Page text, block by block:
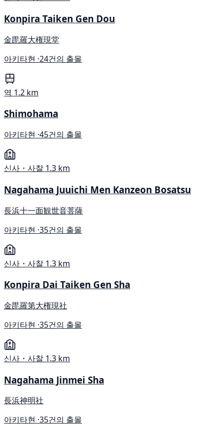
Konpira Taiken Gen Dou
金毘羅大権現堂
아키타현 ·24건의 출몰
역 1.2 km
Shimohama
아키타현 ·45건의 출몰
신사・사찰 1.3 km
Nagahama Juuichi Men Kanzeon Bosatsu
長浜十一面観世音菩薩
아키타현 ·35건의 출몰
신사・사찰 1.3 km
Konpira Dai Taiken Gen Sha
金毘羅第大権現社
아키타현 ·35건의 출몰
신사・사찰 1.3 km
Nagahama Jinmei Sha
長浜神明社
아키타현 ·35건의 출몰